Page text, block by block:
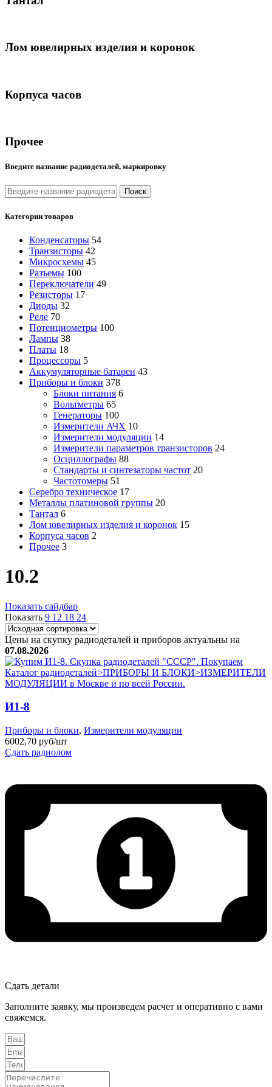
Лом ювелирных изделия и коронок
Корпуса часов
Прочее
Введите название радиодеталей, маркировку
Поиск
Категории товаров
Конденсаторы 54
Транзисторы 42
Микросхемы 45
Разъемы 100
Переключатели 49
Резисторы 17
Диоды 32
Реле 70
Потенциометры 100
Лампы 38
Платы 18
Процессоры 5
Аккумуляторные батареи 43
Приборы и блоки 378
Блоки питания 6
Вольтметры 65
Генераторы 100
Измерители АЧХ 10
Измерители модуляции 14
Измерители параметров транзисторов 24
Осциллографы 88
Стандарты и синтезаторы частот 20
Частотомеры 51
Серебро техническое 17
Металлы платиновой группы 20
Тантал 6
Лом ювелирных изделия и коронок 15
Корпуса часов 2
Прочее 3
10.2
Показать сайдбар
Показать 9 12 18 24
Цены на скупку радиодеталей и приборов актуальны на
07.08.2026
И1-8
Приборы и блоки, Измерители модуляции
6002,70 руб/шт
Сдать радиолом
Сдать детали
Заполните заявку, мы произведем расчет и оперативно с вами
свяжемся.